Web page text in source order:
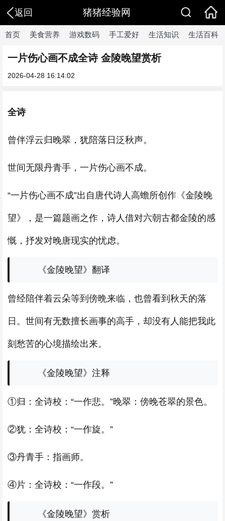
返回 猪猪经验网
首页 美食营养 游戏数码 手工爱好 生活知识 生活百科
一片伤心画不成全诗 金陵晚望赏析
2026-04-28 16:14:02
全诗
曾伴浮云归晚翠，犹陪落日泛秋声。
世间无限丹青手，一片伤心画不成。
“一片伤心画不成”出自唐代诗人高蟾所创作《金陵晚
望》，是一篇题画之作，诗人借对六朝古都金陵的感
慨，抒发对晚唐现实的忧虑。
《金陵晚望》翻译
曾经陪伴着云朵等到傍晩来临，也曾看到秋天的落
日。世间有无数擅长画事的高手，却没有人能把我此
刻愁苦的心境描绘出来。
《金陵晚望》注释
①归：全诗校：“一作悲。”晚翠：傍晚苍翠的景色。
②犹：全诗校：“一作旋。”
③丹青手：指画师。
④片：全诗校：“一作段。”
《金陵晚望》赏析